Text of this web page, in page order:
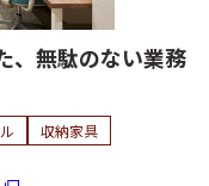
、無駄のない業務
収納家具